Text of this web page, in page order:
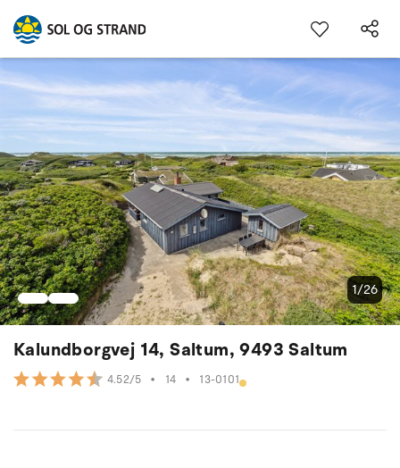
Kalundborgvej 14, Saltum, 9493 Saltum
4.52/5 • 14 • 13-0101
1/26